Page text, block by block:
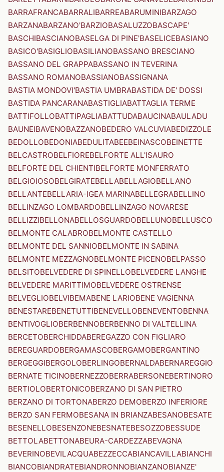
BARRAFRANCABARRALIBARREABARUMINIBARZAGO
BARZANABARZANO'BARZIOBASALUZZOBASCAPE'
BASCHIBASCIANOBASELGA DI PINE'BASELICEBASIANO
BASICO'BASIGLIOBASILIANOBASSANO BRESCIANO
BASSANO DEL GRAPPABASSANO IN TEVERINA
BASSANO ROMANOBASSIANOBASSIGNANA
BASTIA MONDOVI'BASTIA UMBRABASTIDA DE' DOSSI
BASTIDA PANCARANABASTIGLIABATTAGLIA TERME
BATTIFOLLOBATTIPAGLIABATTUDABAUCINABAULADU
BAUNEIBAVENOBAZZANOBEDERO VALCUVIABEDIZZOLE
BEDOLLOBEDONIABEDULITABEEBEINASCOBEINETTE
BELCASTROBELFIOREBELFORTE ALL'ISAURO
BELFORTE DEL CHIENTIBELFORTE MONFERRATO
BELGIOIOSOBELGIRATEBELLABELLAGIOBELLANO
BELLANTEBELLARIA-IGEA MARINABELLEGRABELLINO
BELLINZAGO LOMBARDOBELLINZAGO NOVARESE
BELLIZZIBELLONABELLOSGUARDOBELLUNOBELLUSCO
BELMONTE CALABROBELMONTE CASTELLO
BELMONTE DEL SANNIOBELMONTE IN SABINA
BELMONTE MEZZAGNOBELMONTE PICENOBELPASSO
BELSITOBELVEDERE DI SPINELLOBELVEDERE LANGHE
BELVEDERE MARITTIMOBELVEDERE OSTRENSE
BELVEGLIOBELVIBEMABENE LARIOBENE VAGIENNA
BENESTAREBENETUTTIBENEVELLOBENEVENTOBENNA
BENTIVOGLIOBERBENNOBERBENNO DI VALTELLINA
BERCETOBERCHIDDABEREGAZZO CON FIGLIARO
BEREGUARDOBERGAMASCOBERGAMOBERGANTINO
BERGEGGIBERGOLOBERLINGOBERNALDABERNAREGGIO
BERNATE TICINOBERNEZZOBERRABERSONEBERTINORO
BERTIOLOBERTONICOBERZANO DI SAN PIETRO
BERZANO DI TORTONABERZO DEMOBERZO INFERIORE
BERZO SAN FERMOBESANA IN BRIANZABESANOBESATE
BESENELLOBESENZONEBESNATEBESOZZOBESSUDE
BETTOLABETTONABEURA-CARDEZZABEVAGNA
BEVERINOBEVILACQUABEZZECCABIANCAVILLABIANCHI
BIANCOBIANDRATEBIANDRONNOBIANZANOBIANZE'